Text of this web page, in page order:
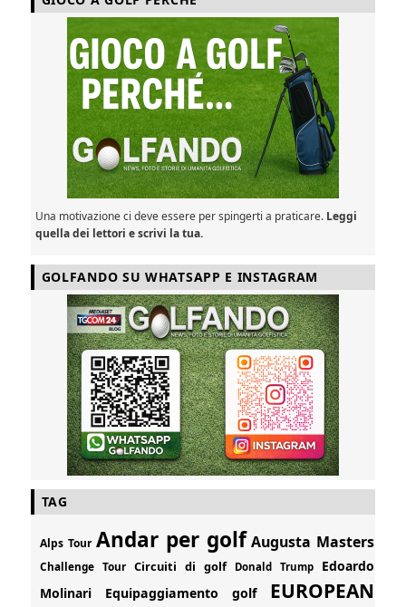
Una motivazione ci deve essere per spingerti a praticare. Leggi
quella dei lettori e scrivi la tua.
GOLFANDO SU WHATSAPP E INSTAGRAM
TAG
Alps Tour Andar per golf Augusta Masters
Challenge Tour Circuiti di golf Donald Trump
Edoardo
Molinari
Equipaggiamento golf
EUROPEAN